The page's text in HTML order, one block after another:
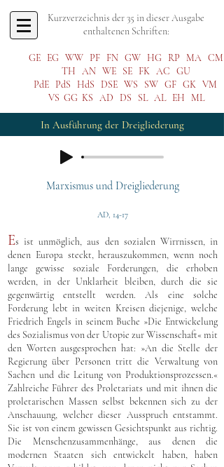
Kurzverzeichnis der 35 in dieser Ausgabe
enthaltenen Schriften:
GE EG WW PF FN GW HG RP MA CM
TH AN WE SE FK AC GU
PdE
PdS HdS DSE WS SW GF GK VM
VS GG KS AD DS SL AL EH ML
In Ausführung der Dreigliederung
Marxismus und Dreigliederung
AD, 14-17
Es ist unmöglich, aus den sozialen Wirrnissen, in
denen Europa steckt, herauszukommen, wenn noch
lange gewisse soziale Forderungen, die erhoben
werden, in der Unklarheit bleiben, durch die sie
gegenwärtig entstellt werden. Als eine solche
Forderung lebt in weiten Kreisen diejenige, welche
Friedrich Engels in seinem Buche »Die Entwickelung
des Sozialismus von der Utopie zur Wissenschaft« mit
den Worten ausgesprochen hat: »An die Stelle der
Regierung über Personen tritt die Verwaltung von
Sachen und die Leitung von Produktionsprozessen.«
Zahlreiche Führer des Proletariats und mit ihnen die
proletarischen Massen selbst bekennen sich zu der
Anschauung, welcher dieser Ausspruch entstammt.
Sie ist von einem gewissen Gesichtspunkt aus richtig.
Die Menschenzusammenhänge, aus denen die
modernen Staaten sich entwickelt haben, haben